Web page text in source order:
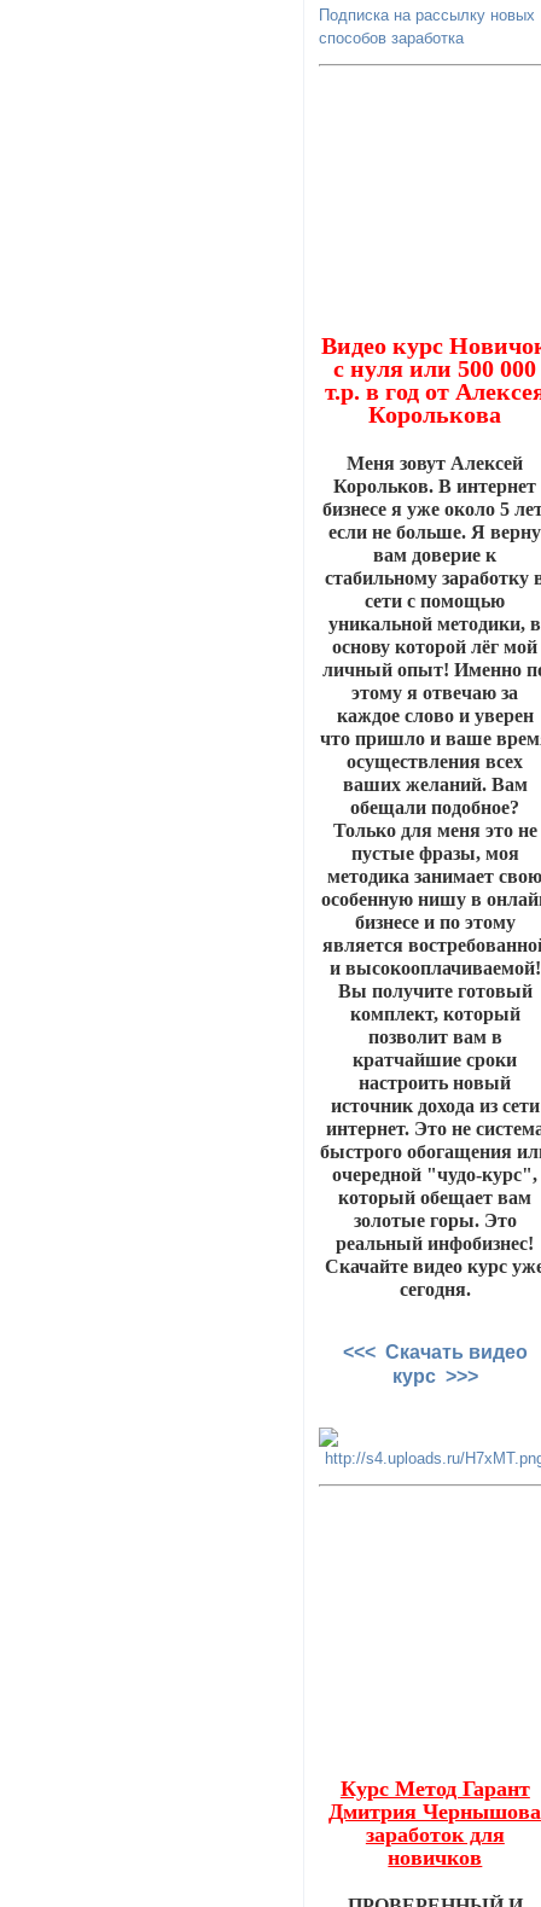
Подписка на рассылку новых
способов заработка
Видео курс
с нуля или 500 000
т.р. в год от
Королькова
Меня зовут Алексей
Корольков. В интернет
бизнесе я уже около 5
если не больше. Я верну
вам доверие к
стабильному заработку
сети с помощью
уникальной методики, в
основу которой лёг мой
личный опыт! Именно
этому я отвечаю за
каждое слово и уверен
что пришло и ваше
осуществления всех
ваших желаний. Вам
обещали подобное?
Только для меня это не
пустые фразы, моя
методика занимает
особенную нишу в
бизнесе и по этому
является
и высокооплачиваемой!
Вы получите готовый
комплект, который
позволит вам в
кратчайшие сроки
настроить новый
источник дохода из сети
интернет. Это не
быстрого обогащения
очередной "чудо-курс",
который обещает вам
золотые горы. Это
реальный инфобизнес!
Скачайте видео курс
сегодня.
<<< Скачать видео
курс >>>
Курс Метод Гарант
Дмитрия Чернышова
заработок для
новичков